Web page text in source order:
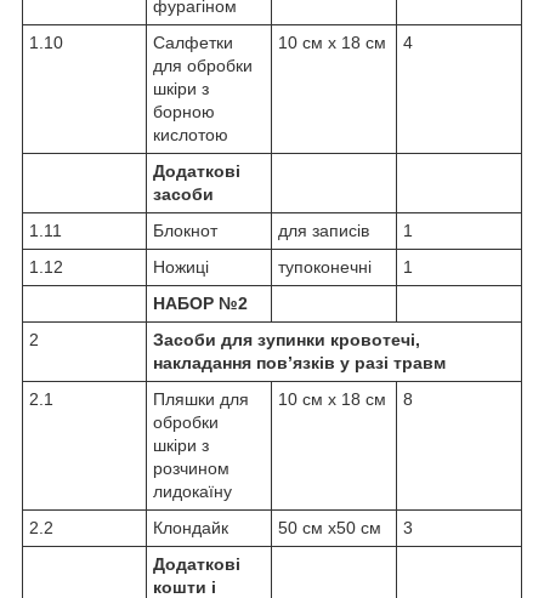
фурагіном
1.10
Салфетки
для обробки
шкіри з
борною
кислотою
10 см х 18 см 4
Додаткові
засоби
1.11
Блокнот для записів
1
1.12
Ножиці тупоконечні
1
НАБОР №2
2
Засоби для зупинки кровотечі,
накладання пов’язків у разі травм
2.1
Пляшки для
обробки
шкіри з
розчином
лидокаїну
10 см х 18 см 8
2.2 Клондайк 50 см х50 см
3
Додаткові
кошти і